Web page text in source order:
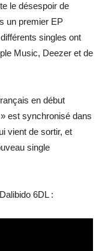
le désespoir de
un premier EP
singles ont
Music, Deezer et de
en début
est synchronisé dans
vient de sortir, et
single
6DL :